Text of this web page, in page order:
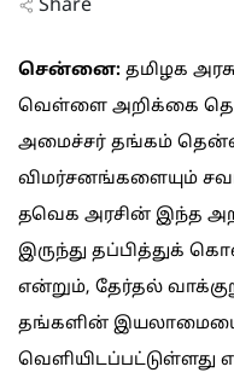
Share
சென்னை: தமிழக
வெள்ளை அறிக்கை
அமைச்சர் தங்கம்
விமர்சனங்களையும்
தவெக அரசின் இந்த
இருந்து தப்பித்துக்
என்றும், தேர்தல்
தங்களின் இயலாமையை
வெளியிடப்பட்டுள்ளது